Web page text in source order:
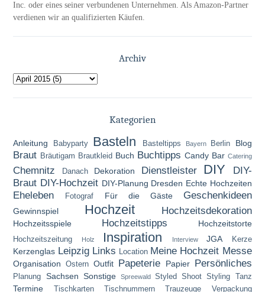
Inc. oder eines seiner verbundenen Unternehmen. Als Amazon-Partner
verdienen wir an qualifizierten Käufen.
Archiv
Kategorien
Anleitung Babyparty Basteln Basteltipps Bayern Berlin Blog
Braut Bräutigam Brautkleid Buch Buchtipps Candy Bar Catering
Chemnitz Danach Dekoration Dienstleister DIY
DIY-
Braut DIY-Hochzeit DIY-Planung Dresden Echte Hochzeiten
Eheleben Fotograf Für die Gäste Geschenkideen
Gewinnspiel Hochzeit Hochzeitsdekoration
Hochzeitsspiele Hochzeitstipps Hochzeitstorte
Hochzeitszeitung Holz Inspiration Interview JGA Kerze
Kerzenglas Leipzig Links Location Meine Hochzeit Messe
Organisation Ostern Outfit Papeterie Papier Persönliches
Planung Sachsen Sonstige Spreewald Styled Shoot Styling Tanz
Termine Tischkarten Tischnummern Trauzeuge Verpackung